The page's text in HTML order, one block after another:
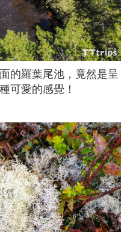
的羅葉尾池，竟然是呈
可愛的感覺！